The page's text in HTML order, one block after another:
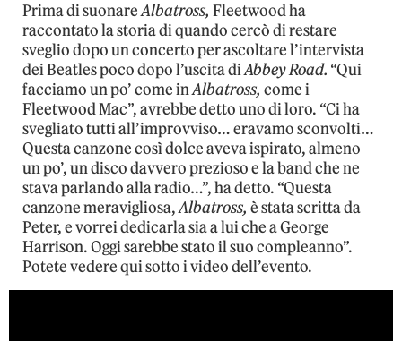
Prima di suonareAlbatross, Fleetwood ha
raccontato la storia di quando cercò di restare
sveglio dopo un concerto per ascoltare l’intervista
dei Beatles poco dopo l’uscita diAbbey Road. “Qui
facciamo un po’ come inAlbatross, come i
Fleetwood Mac”, avrebbe detto uno di loro. “Ci ha
svegliato tutti all’improvviso… eravamo sconvolti…
Questa canzone così dolce aveva ispirato, almeno
un po’, un disco davvero prezioso e la band che ne
stava parlando alla radio…”, ha detto. “Questa
canzone meravigliosa,Albatross, è stata scritta da
Peter, e vorrei dedicarla sia a lui che a George
Harrison. Oggi sarebbe stato il suo compleanno”.
Potete vedere qui sotto i video dell’evento.